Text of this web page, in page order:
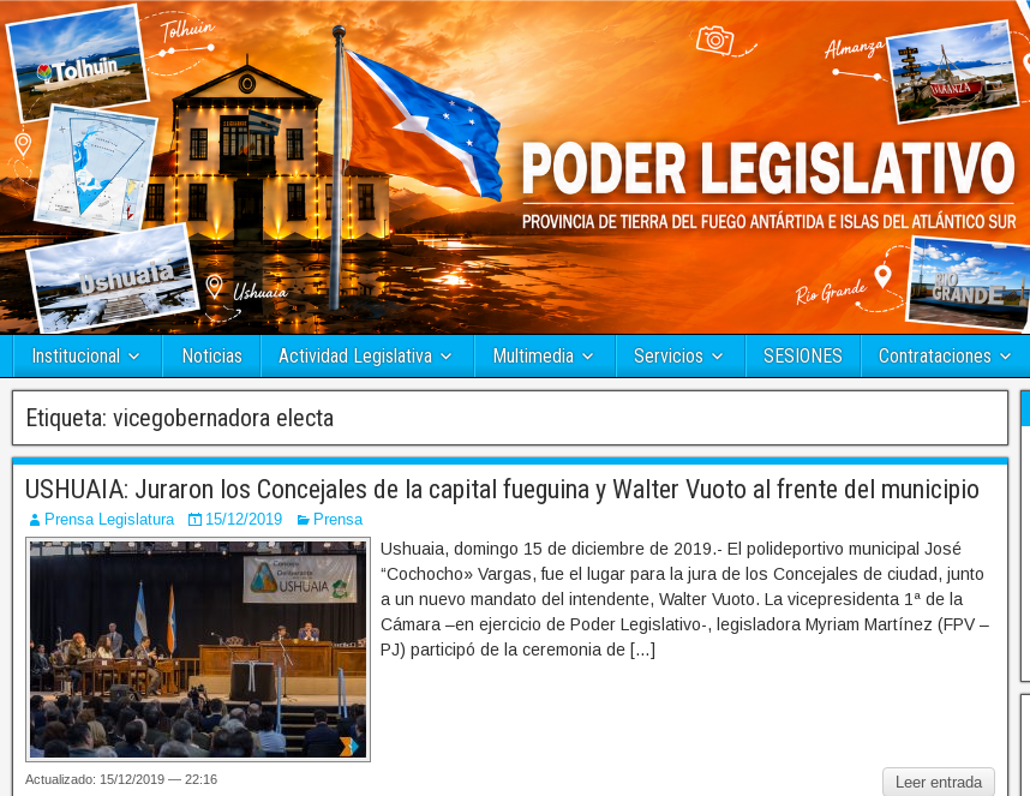
Institucional Noticias Actividad Legislativa Multimedia Servicios SESIONES Contrataciones
Etiqueta: vicegobernadora electa
USHUAIA: Juraron los Concejales de la capital fueguina y Walter Vuoto al frente del municipio
Prensa Legislatura 15/12/2019 Prensa
Ushuaia, domingo 15 de diciembre de 2019.- El polideportivo municipal José
“Cochocho» Vargas, fue el lugar para la jura de los Concejales de ciudad, junto
a un nuevo mandato del intendente, Walter Vuoto. La vicepresidenta 1ª de la
Cámara –en ejercicio de Poder Legislativo-, legisladora Myriam Martínez (FPV –
PJ) participó de la ceremonia de […]
Leer entrada
Actualizado: 15/12/2019 — 22:16